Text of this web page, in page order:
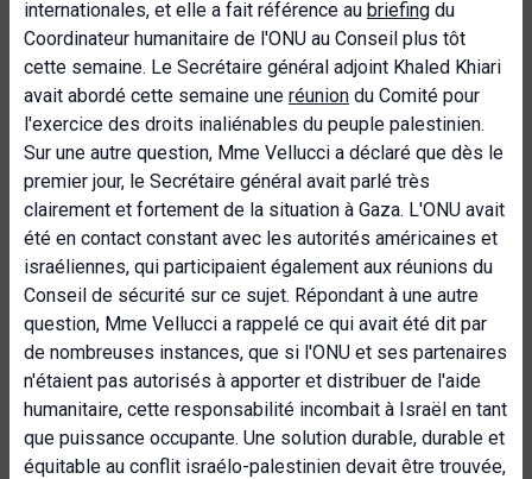
internationales, et elle a fait référence au briefing du
Coordinateur humanitaire de l'ONU au Conseil plus tôt
cette semaine. Le Secrétaire général adjoint Khaled Khiari
avait abordé cette semaine une réunion du Comité pour
l'exercice des droits inaliénables du peuple palestinien.
Sur une autre question, Mme Vellucci a déclaré que dès le
premier jour, le Secrétaire général avait parlé très
clairement et fortement de la situation à Gaza. L'ONU avait
été en contact constant avec les autorités américaines et
israéliennes, qui participaient également aux réunions du
Conseil de sécurité sur ce sujet. Répondant à une autre
question, Mme Vellucci a rappelé ce qui avait été dit par
de nombreuses instances, que si l'ONU et ses partenaires
n'étaient pas autorisés à apporter et distribuer de l'aide
humanitaire, cette responsabilité incombait à Israël en tant
que puissance occupante. Une solution durable, durable et
équitable au conflit israélo-palestinien devait être trouvée,